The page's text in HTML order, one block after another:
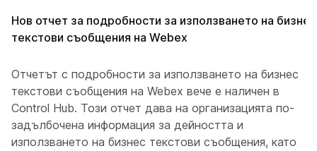
Нов отчет за подробности за използването на бизнес
текстови съобщения на Webex
Отчетът с подробности за използването на бизнес
текстови съобщения на Webex вече е наличен в
Control Hub. Този отчет дава на организацията по-
задълбочена информация за дейността и
използването на бизнес текстови съобщения, като